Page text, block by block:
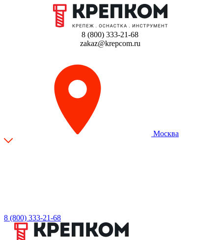
8 (800) 333-21-68
zakaz@krepcom.ru
Москва
8 (800) 333-21-68